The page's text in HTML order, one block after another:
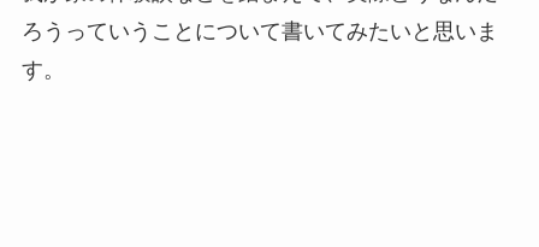
ろうっていうことについて書いてみたいと思いま
す。